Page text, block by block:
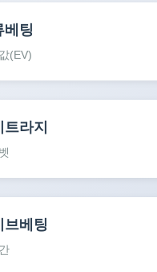
베팅
(EV)
트라지
브베팅